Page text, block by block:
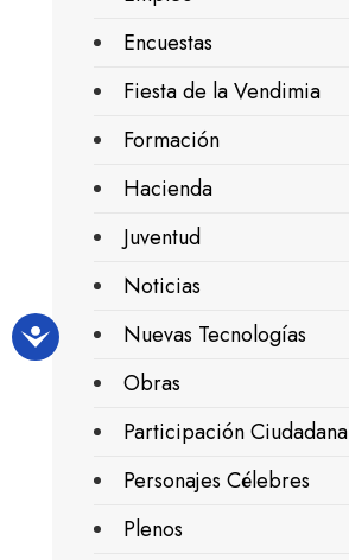
Encuestas
Fiesta de la Vendimia
Formación
Hacienda
Juventud
Noticias
Nuevas Tecnologías
Obras
Participación Ciudadana
Personajes Célebres
Plenos